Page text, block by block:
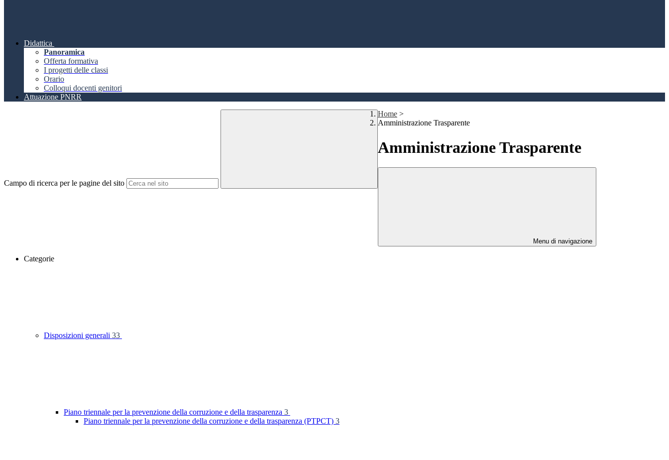
Didattica
Panoramica
Offerta formativa
I progetti delle classi
Orario
Colloqui docenti genitori
Attuazione PNRR
Campo di ricerca per le pagine del sito
Home >
Amministrazione Trasparente
Amministrazione Trasparente
Menu di navigazione
Categorie
Disposizioni generali 33
Piano triennale per la prevenzione della corruzione e della trasparenza 3
Piano triennale per la prevenzione della corruzione e della trasparenza (PTPCT) 3